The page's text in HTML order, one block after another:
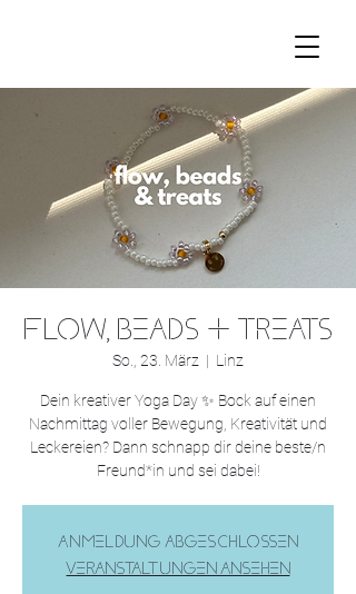
FLOW, BEADS & TREATS
So., 23. März
  |
Linz
Dein kreativer Yoga Day ✨ Bock auf einen
Nachmittag voller Bewegung, Kreativität und
Leckereien? Dann schnapp dir deine beste/n
Freund*in und sei dabei!
Anmeldung abgeschlossen
Veranstaltungen ansehen